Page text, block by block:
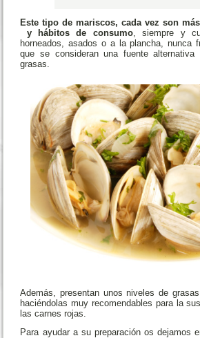
Este tipo de mariscos, cada vez son
y hábitos de consumo, siempre y
horneados, asados o a la plancha, nunca
que se consideran una fuente
grasas.
Además, presentan unos niveles de
haciéndolas muy recomendables para la
las carnes rojas.
Para ayudar a su preparación os dejamos